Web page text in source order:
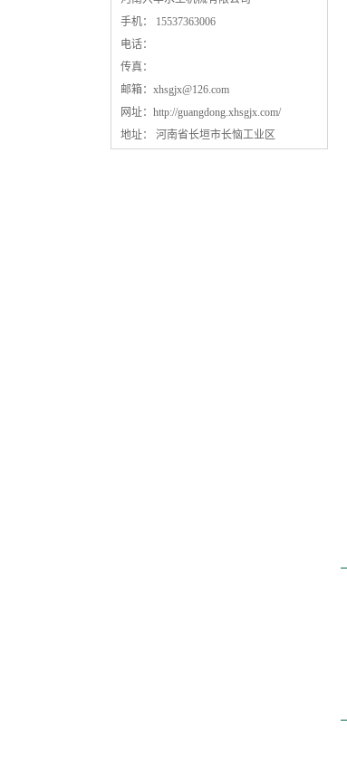
手机： 15537363006
电话：
传真：
邮箱： xhsgjx@126.com
网址： http://guangdong.xhsgjx.com/
地址： 河南省长垣市长恼工业区